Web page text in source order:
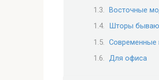
Восточные
Шторы
Современные
Для офиса